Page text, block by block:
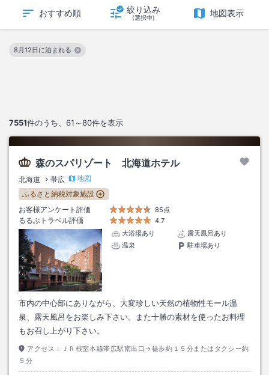
おすすめ順 絞り込み
(選択中) 地図表示
7551件のうち、 61～80件を表示
8月12日に泊まれる
この絞り込み条件を解除
森のスパリゾート 北海道ホテル
北海道 帯広
地図
ふるさと納税対象施設
お客様アンケート評価
85点
るるぶトラベル評価
4.7
大浴場あり
露天風呂あり
温泉
駐車場あり
市内の中心部にありながら、大変珍しい天然の植物性モール温
泉、露天風呂をお楽しみ下さい。また十勝の素材を使ったお料理
もお召し上がり下さい。
アクセス：
ＪＲ根室本線帯広駅南出口→徒歩約１５分またはタクシー約
５分